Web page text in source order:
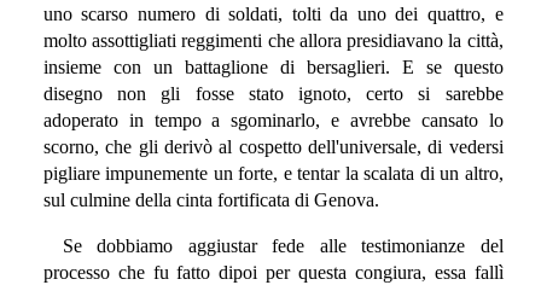
uno scarso numero di soldati, tolti da uno dei quattro, e
molto assottigliati reggimenti che allora presidiavano la città,
insieme con un battaglione di bersaglieri. E se questo
disegno non gli fosse stato ignoto, certo si sarebbe
adoperato in tempo a sgominarlo, e avrebbe cansato lo
scorno, che gli derivò al cospetto dell'universale, di vedersi
pigliare impunemente un forte, e tentar la scalata di un altro,
sul culmine della cinta fortificata di Genova.
Se dobbiamo aggiustar fede alle testimonianze del
processo che fu fatto dipoi per questa congiura, essa fallì